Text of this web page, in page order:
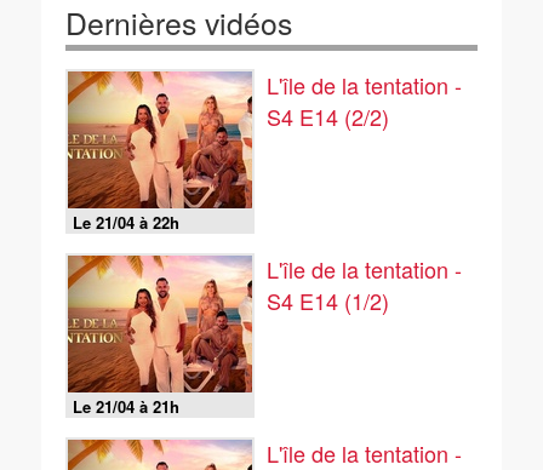
Dernières vidéos
Le 21/04 à 22h
L'île de la tentation -
S4 E14 (2/2)
Le 21/04 à 21h
L'île de la tentation -
S4 E14 (1/2)
L'île de la tentation -